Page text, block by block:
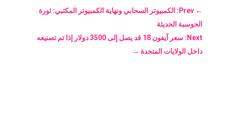
←
Prev: الكمبيوتر السحابي ونهاية الكمبيوتر المكتبي: ثورة
الحوسبة الحديثة
Next: سعر آيفون 18 قد يصل إلى 3500 دولار إذا تم تصنيعه
داخل الولايات المتحدة →